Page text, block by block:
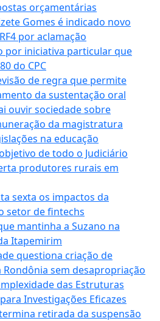
orçamentárias
Gomes é indicado novo
por aclamação
por iniciativa particular que
do CPC
de regra que permite
da sustentação oral
ouvir sociedade sobre
da magistratura
na educação
de todo o Judiciário
produtores rurais em
sexta os impactos da
setor de fintechs
mantinha a Suzano na
Itapemirim
questiona criação de
sem desapropriação
das Estruturas
Investigações Eficazes
retirada da suspensão